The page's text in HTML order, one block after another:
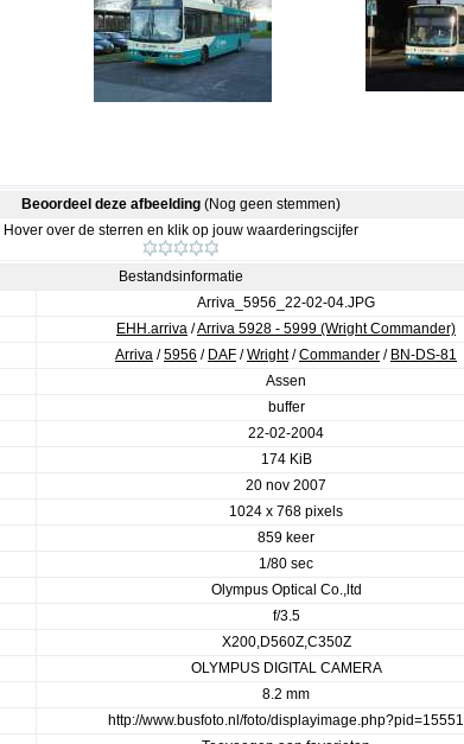
Beoordeel deze afbeelding (Nog geen stemmen)
Hover over de sterren en klik op jouw waarderingscijfer
Bestandsinformatie
Arriva_5956_22-02-04.JPG
EHH.arriva /Arriva 5928 - 5999 (Wright Commander)
Arriva /5956 / DAF /Wright/Commander / BN-DS-81
Assen
buffer
22-02-2004
174 KiB
20 nov 2007
1024 x 768 pixels
859 keer
1/80 sec
Olympus Optical Co.,ltd
f/3.5
X200,D560Z,C350Z
OLYMPUS DIGITAL CAMERA
8.2 mm
http://www.busfoto.nl/foto/displayimage.php?pid=15551